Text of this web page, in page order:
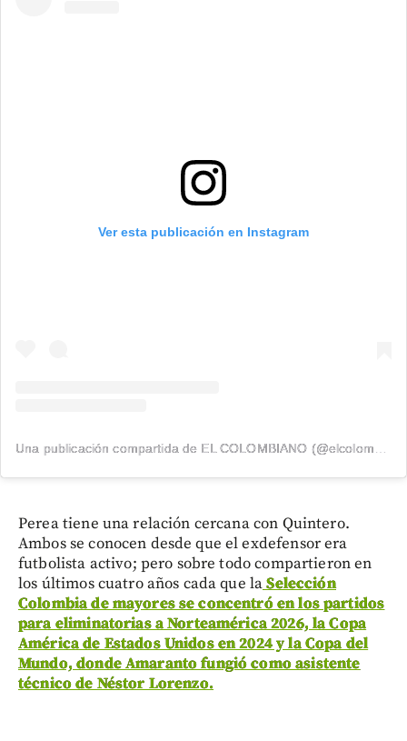
Ver esta publicación en Instagram
Perea tiene una relación cercana con Quintero.
Ambos se conocen desde que el exdefensor era
futbolista activo; pero sobre todo compartieron en
los últimos cuatro años cada que laSelección
Colombia de mayores se concentró en los partidos
para eliminatorias a Norteamérica 2026, la Copa
América de Estados Unidos en 2024 y la Copa del
Mundo, donde Amaranto fungió como asistente
técnico de Néstor Lorenzo.